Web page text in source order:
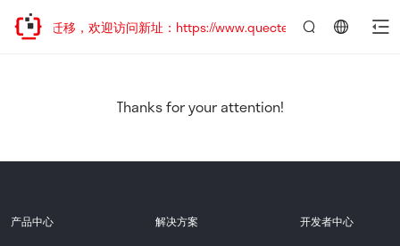
地址已迁移，欢迎访问新址：https://www.quectel.com.cn
Thanks for your attention!
产品中心 解决方案 开发者中心